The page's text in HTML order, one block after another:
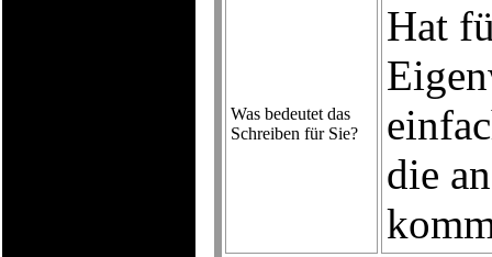
Was bedeutet das
Schreiben für Sie?
Hat
die